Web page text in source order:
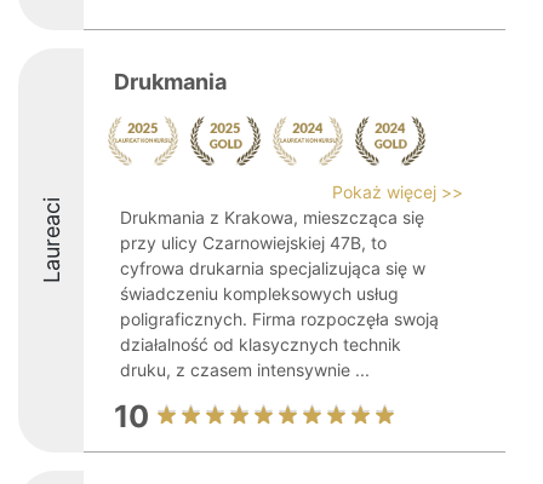
Laureaci
Drukmania
Pokaż więcej >>
Drukmania z Krakowa, mieszcząca się
przy ulicy Czarnowiejskiej 47B, to
cyfrowa drukarnia specjalizująca się w
świadczeniu kompleksowych usług
poligraficznych. Firma rozpoczęła swoją
działalność od klasycznych technik
druku, z czasem intensywnie ...
10